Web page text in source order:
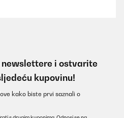
newslettere i ostvarite
kupovinu!
kako biste prvi saznali o